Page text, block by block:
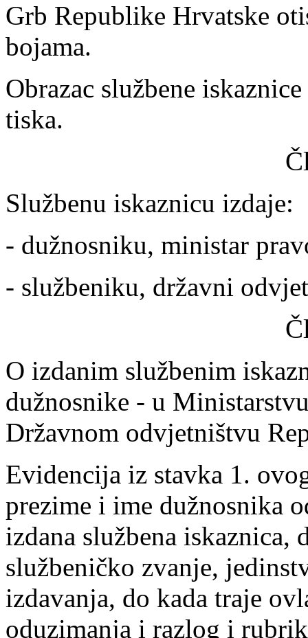
Grb Republike Hrvatske
bojama.
Obrazac službene
tiska.
Službenu iskaznicu izdaje:
- dužnosniku, ministar
- službeniku, državni
O izdanim službenim
dužnosnike - u
Državnom odvjetništvu
Evidencija iz stavka 1.
prezime i ime dužnosnika
izdana službena
službeničko zvanje,
izdavanja, do kada traje
oduzimanja i razlog i